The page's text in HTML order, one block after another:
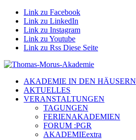
Link zu Facebook
Link zu LinkedIn
Link zu Instagram
Link zu Youtube
Link zu Rss Diese Seite
AKADEMIE IN DEN HÄUSERN
AKTUELLES
VERANSTALTUNGEN
TAGUNGEN
FERIENAKADEMIEN
FORUM :PGR
AKADEMIEextra